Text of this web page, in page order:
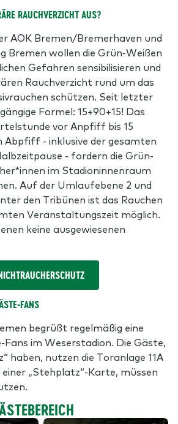
RAUCHVERZICHT AUS?
AOK Bremen/Bremerhaven und
Bremen wollen die Grün-Weißen
Gefahren sensibilisieren und
Rauchverzicht rund um das
schützen. Seit letzter
Formel: 15+90+15! Das
vor Anpfiff bis 15
Abpfiff - inklusive der gesamten
- fordern die Grün-
im Stadioninnenraum
Auf der Umlaufebene 2 und
den Tribünen ist das Rauchen
Veranstaltungszeit möglich.
keine ausgewiesenen
FANS
begrüßt regelmäßig eine
Fans im Weserstadion. Die Gäste,
haben, nutzen die Toranlage 11A
„Stehplatz“-Karte, müssen